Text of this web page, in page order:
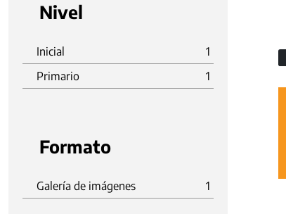
Nivel
Inicial
1
Primario
1
Formato
Galería de imágenes 1